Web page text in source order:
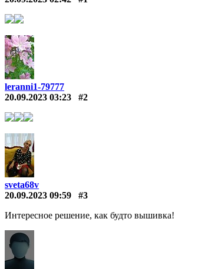
leranni1-79777
20.09.2023 03:23
#2
sveta68v
20.09.2023 09:59
#3
Интересное решение, как будто вышивка!